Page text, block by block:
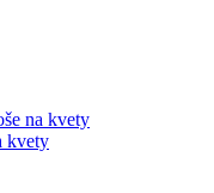
na kvety
kvety